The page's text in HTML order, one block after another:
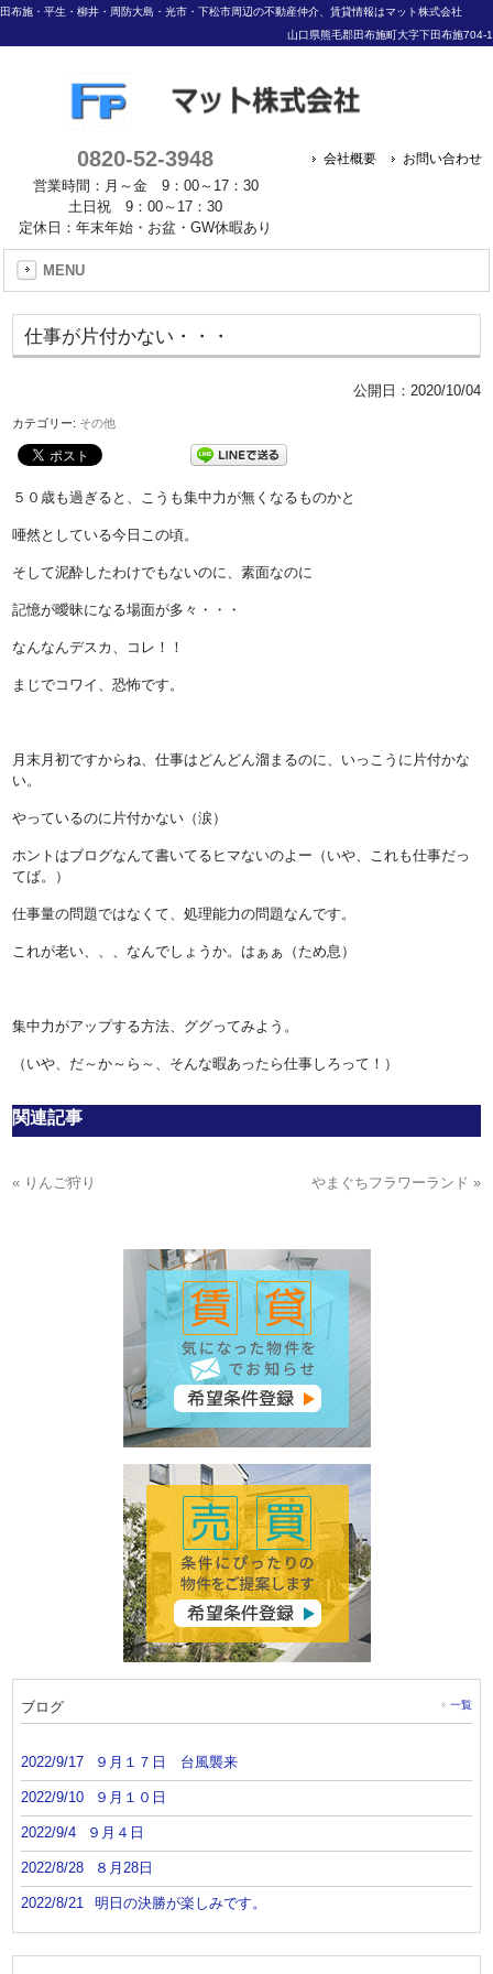
田布施・平生・柳井・周防大島・光市・下松市周辺の不動産仲介、賃貸情報はマット株式会社
山口県熊毛郡田布施町大字下田布施704-1
0820-52-3948
営業時間：月～金 9：00～17：30
土日祝 9：00～17：30
定休日：年末年始・お盆・GW休暇あり
会社概要 お問い合わせ
MENU
仕事が片付かない・・・
公開日： 2020/10/04
カテゴリー: その他
５０歳も過ぎると、こうも集中力が無くなるものかと
唖然としている今日この頃。
そして泥酔したわけでもないのに、素面なのに
記憶が曖昧になる場面が多々・・・
なんなんデスカ、コレ！！
まじでコワイ、恐怖です。
月末月初ですからね、仕事はどんどん溜まるのに、いっこうに片付かな
い。
やっているのに片付かない（涙）
ホントはブログなんて書いてるヒマないのよー（いや、これも仕事だっ
てば。）
仕事量の問題ではなくて、処理能力の問題なんです。
これが老い、、、なんでしょうか。はぁぁ（ため息）
集中力がアップする方法、ググってみよう。
（いや、だ～か～ら～、そんな暇あったら仕事しろって！）
関連記事
« りんご狩り やまぐちフラワーランド »
ブログ 一覧
2022/9/17 ９月１７日 台風襲来
2022/9/10 ９月１０日
2022/9/4 ９月４日
2022/8/28 ８月28日
2022/8/21 明日の決勝が楽しみです。